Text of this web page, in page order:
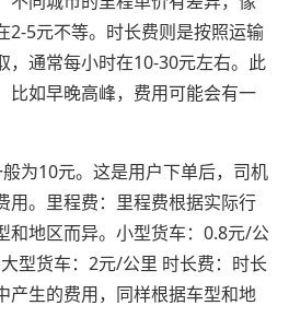
2-5元不等。时长费则是按照运输
，通常每小时在10-30元左右。此
比如早晚高峰，费用可能会有一
为10元。这是用户下单后，司机
用。里程费：里程费根据实际行
和地区而异。小型货车：0.8元/公
型货车：2元/公里 时长费：时长
产生的费用，同样根据车型和地